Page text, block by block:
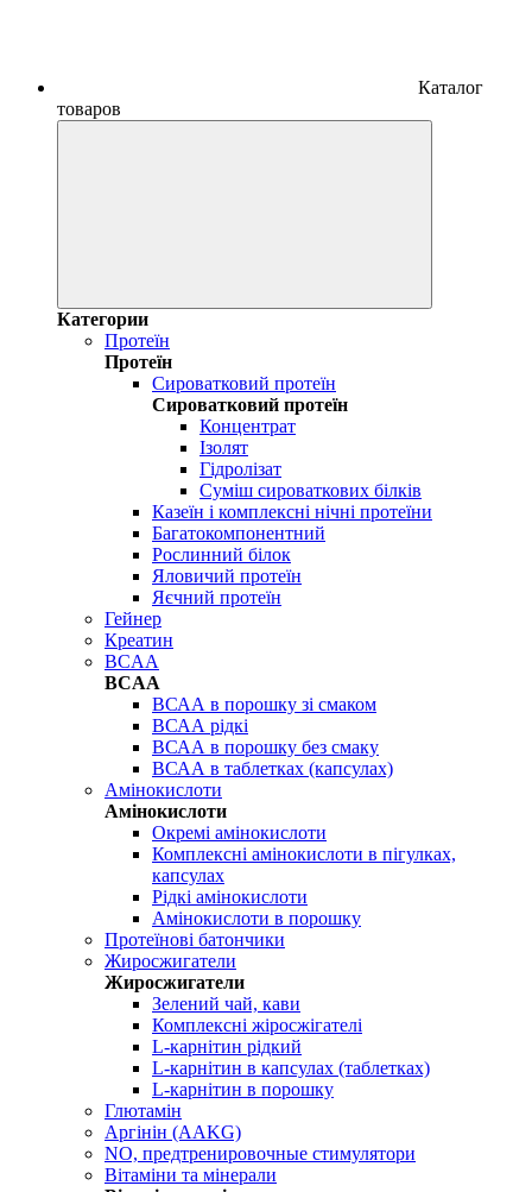
Каталог
товаров
Категории
Протеїн
Протеїн
Сироватковий протеїн
Сироватковий протеїн
Концентрат
Ізолят
Гідролізат
Суміш сироваткових білків
Казеїн і комплексні нічні протеїни
Багатокомпонентний
Рослинний білок
Яловичий протеїн
Яєчний протеїн
Гейнер
Креатин
BCAA
BCAA
ВСАА в порошку зі смаком
ВСАА рідкі
ВСАА в порошку без смаку
ВСАА в таблетках (капсулах)
Амінокислоти
Амінокислоти
Окремі амінокислоти
Комплексні амінокислоти в пігулках,
капсулах
Рідкі амінокислоти
Амінокислоти в порошку
Протеїнові батончики
Жиросжигатели
Жиросжигатели
Зелений чай, кави
Комплексні жіросжігателі
L-карнітин рідкий
L-карнітин в капсулах (таблетках)
L-карнітин в порошку
Глютамін
Аргінін (AAKG)
NO, предтренировочные стимулятори
Вітаміни та мінерали